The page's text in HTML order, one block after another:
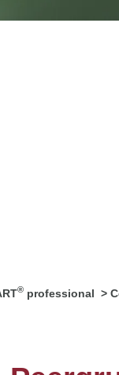
® professional